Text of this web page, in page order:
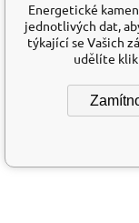
Energetické
jednotlivých dat,
týkající se Vašich
udělíte